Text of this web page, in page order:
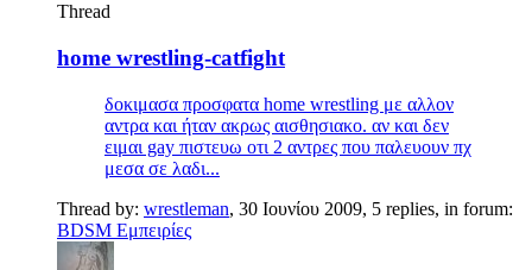
Thread
home wrestling-catfight
δοκιμασα προσφατα home wrestling με αλλον
αντρα και ήταν ακρως αισθησιακο. αν και δεν
ειμαι gay πιστευω οτι 2 αντρες που παλευουν πχ
μεσα σε λαδι...
Thread by: wrestleman, 30 Ιουνίου 2009, 5 replies, in forum:
BDSM Εμπειρίες